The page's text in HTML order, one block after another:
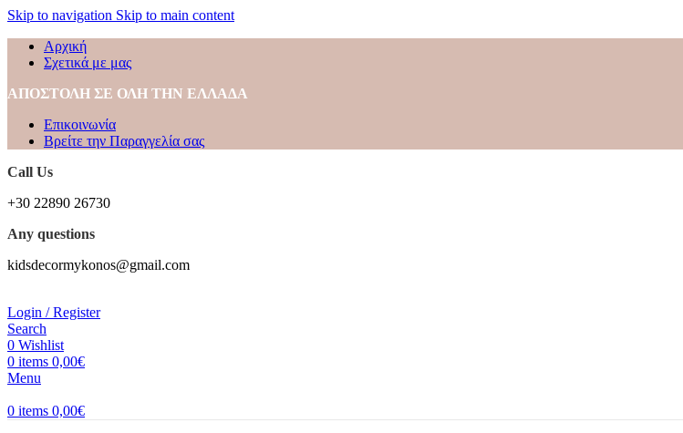
Skip to navigation Skip to main content
Αρχική
Σχετικά με μας
ΑΠΟΣΤΟΛΗ ΣΕ ΟΛΗ ΤΗΝ ΕΛΛΑΔΑ
Επικοινωνία
Βρείτε την Παραγγελία σας
Call Us
+30 22890 26730
Any questions
kidsdecormykonos@gmail.com
Login / Register
Search
0 Wishlist
0 items 0,00€
Menu
0 items 0,00€